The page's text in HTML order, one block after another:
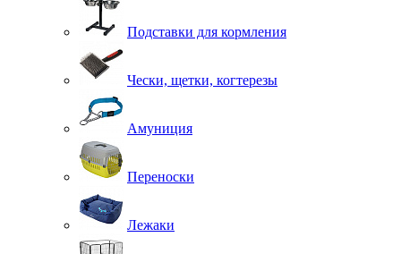
Подставки для кормления
Чески, щетки, когтерезы
Амуниция
Переноски
Лежаки